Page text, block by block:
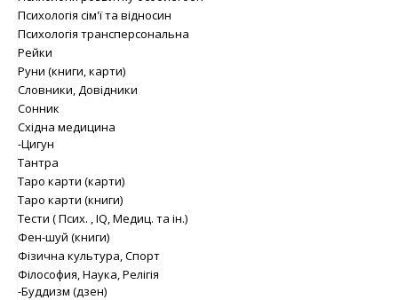
Психологія сім'ї та відносин
Психологія трансперсональна
Рейки
Руни (книги, карти)
Словники, Довідники
Сонник
Східна медицина
-Цигун
Тантра
Таро карти (карти)
Таро карти (книги)
Тести ( Псих. , IQ, Медиц. та ін.)
Фен-шуй (книги)
Фізична культура, Спорт
Філософия, Наука, Релігія
-Буддизм (дзен)